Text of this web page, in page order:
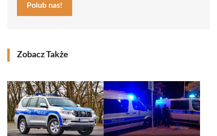
Polub nas!
Zobacz Także